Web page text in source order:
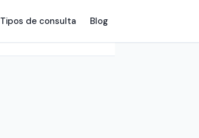
Tipos de consulta Blog